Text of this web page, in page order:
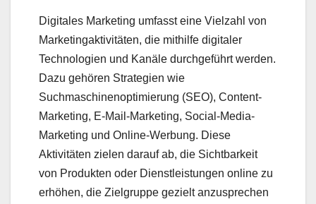
Digitales Marketing umfasst eine Vielzahl von
Marketingaktivitäten, die mithilfe digitaler
Technologien und Kanäle durchgeführt werden.
Dazu gehören Strategien wie
Suchmaschinenoptimierung (SEO), Content-
Marketing, E-Mail-Marketing, Social-Media-
Marketing und Online-Werbung. Diese
Aktivitäten zielen darauf ab, die Sichtbarkeit
von Produkten oder Dienstleistungen online zu
erhöhen, die Zielgruppe gezielt anzusprechen